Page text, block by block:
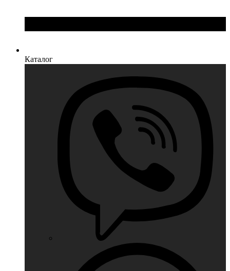
Каталог